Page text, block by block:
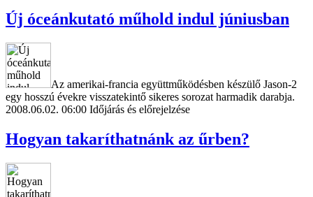
Új óceánkutató műhold indul júniusban
Az amerikai-francia együttműködésben készülő Jason-2
egy hosszú évekre visszatekintő sikeres sorozat harmadik darabja.
2008.06.02. 06:00 Időjárás és előrejelzése
Hogyan takaríthatnánk az űrben?